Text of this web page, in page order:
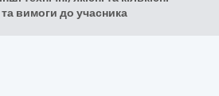
вимоги до учасника